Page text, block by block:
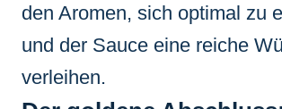
den Aromen, sich optimal zu
und der Sauce eine reiche
verleihen.